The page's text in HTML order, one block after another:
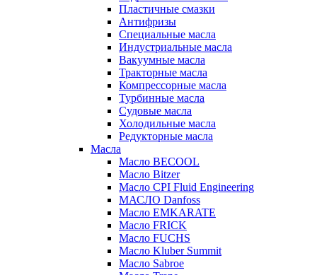
Пластичные смазки
Антифризы
Специальные масла
Индустриальные масла
Вакуумные масла
Тракторные масла
Компрессорные масла
Турбинные масла
Судовые масла
Холодильные масла
Редукторные масла
Масла
Масло BECOOL
Масло Bitzer
Масло CPI Fluid Engineering
МАСЛО Danfoss
Масло EMKARATE
Масло FRICK
Масло FUCHS
Масло Kluber Summit
Масло Sabroe